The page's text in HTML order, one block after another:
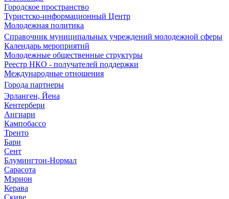
Городское пространство
Туристско-информационный Центр
Молодежная политика
Справочник муниципальных учреждений молодежной сферы
Календарь мероприятий
Молодежные общественные структуры
Реестр НКО - получателей поддержки
Международные отношения
Города партнеры
Эрланген, Йена
Кентербери
Ангиари
Кампобассо
Тренто
Бари
Сент
Блумингтон-Нормал
Сарасота
Мэрион
Керава
Скиве